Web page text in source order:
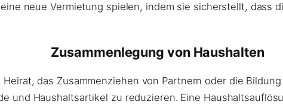
neue Vermietung spielen, indem sie sicherstellt, dass
Zusammenlegung von Haushalten
das Zusammenziehen von Partnern oder die
und Haushaltsartikel zu reduzieren. Eine